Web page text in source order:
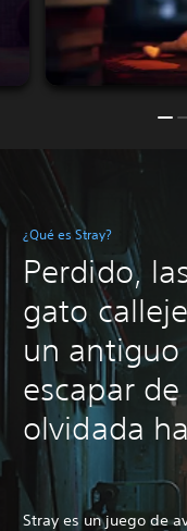
¿Qué es Stray?
Perdido,
gato
un
escapar
olvidada
Stray es un juego de